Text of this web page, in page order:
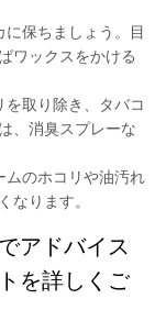
保ちましょう。目
ワックスをかける
を取り除き、タバコ
、消臭スプレーな
ムのホコリや油汚れ
なります。
アドバイス
を詳しくご